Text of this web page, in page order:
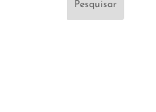
Pesquisar